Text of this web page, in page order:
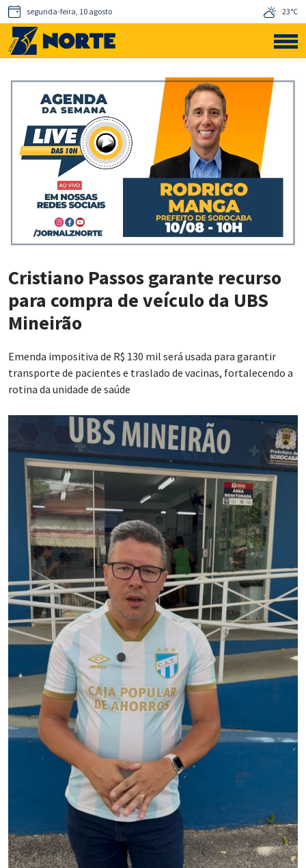
segunda-feira, 10 agosto 23°C
Cristiano Passos garante recurso
para compra de veículo da UBS
Mineirão
Emenda impositiva de R$ 130 mil será usada para garantir
transporte de pacientes e traslado de vacinas, fortalecendo a
rotina da unidade de saúde